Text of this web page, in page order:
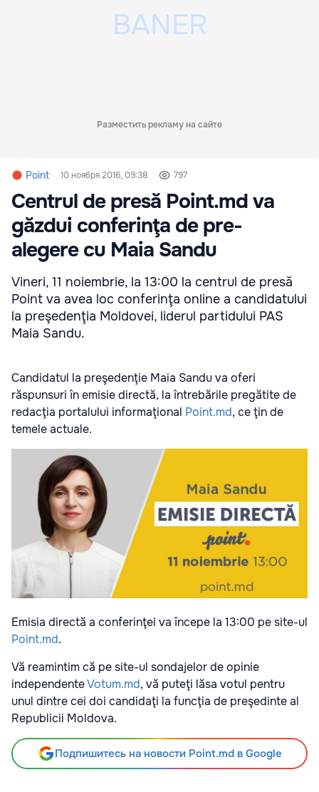
Разместить рекламу на сайте
Point 10 ноября 2016, 09:38 797
Centrul de presă Point.md va
găzdui conferinţa de pre-
alegere cu Maia Sandu
Vineri, 11 noiembrie, la 13:00 la centrul de presă
Point va avea loc conferinţa online a candidatului
la preşedenţia Moldovei, liderul partidului PAS
Maia Sandu.
Candidatul la preşedenţie Maia Sandu va oferi
răspunsuri în emisie directă, la întrebările pregătite de
redacţia portalului informaţional Point.md, ce ţin de
temele actuale.
Emisia directă a conferinţei va începe la 13:00 pe site-ul
Point.md.
Vă reamintim că pe site-ul sondajelor de opinie
independenteVotum.md, vă puteţi lăsa votul pentru
unul dintre cei doi candidaţi la funcţia de preşedinte al
Republicii Moldova.
Подпишитесь на новости Point.md в Google